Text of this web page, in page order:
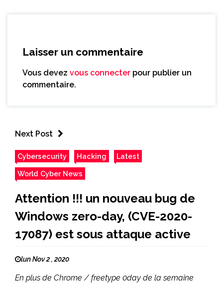
Laisser un commentaire
Vous devez vous connecter pour publier un
commentaire.
Next Post
Cybersecurity Hacking Latest
World Cyber News
Attention !!! un nouveau bug de
Windows zero-day, (CVE-2020-
17087) est sous attaque active
lun Nov 2 , 2020
En plus de Chrome / freetype 0day de la semaine